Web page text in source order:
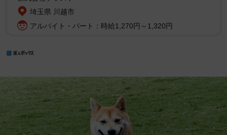
埼玉県 川越市
アルバイト・パート：時給1,270円～1,320円